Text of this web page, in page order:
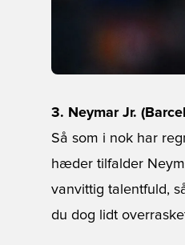
3. Neymar Jr.
Så som i nok har
hæder tilfalder
vanvittig talentfuld,
du dog lidt